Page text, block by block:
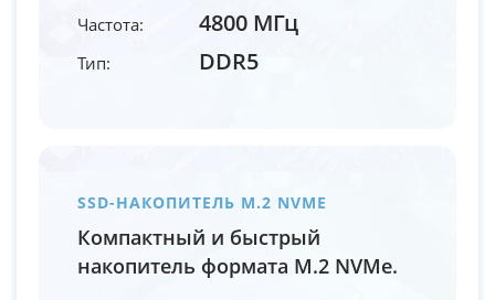
Частота: 4800 МГц
Тип: DDR5
SSD-НАКОПИТЕЛЬ M.2 NVME
Компактный и быстрый
накопитель формата M.2 NVMe.